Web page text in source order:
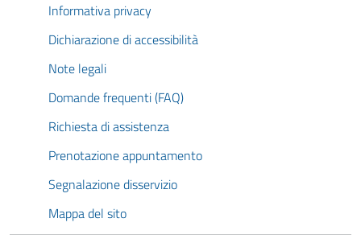
Informativa privacy
Dichiarazione di accessibilità
Note legali
Domande frequenti (FAQ)
Richiesta di assistenza
Prenotazione appuntamento
Segnalazione disservizio
Mappa del sito